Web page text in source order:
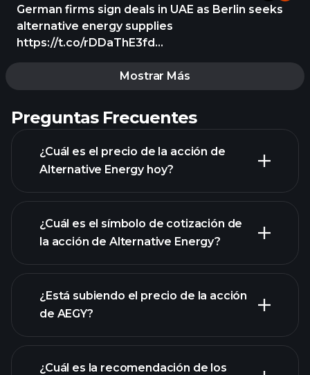
German firms sign deals in UAE as Berlin seeks
alternative energy supplies
https://t.co/rDDaThE3fd
https://t.co/wAgGPRWqgA
Mostrar Más
Preguntas Frecuentes
¿Cuál es el precio de la acción de
Alternative Energy hoy?
gráfico
avanzado
¿Cuál es el símbolo de cotización de
la acción de Alternative Energy?
¿Está subiendo el precio de la acción
de AEGY?
¿Cuál es la recomendación de los